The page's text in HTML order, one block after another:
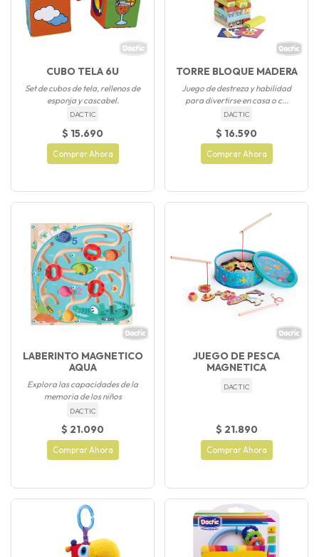
CUBO TELA 6U
Set de cubos de tela, rellenos de
esponja y cascabel.
DACTIC
$ 15.690
Comprar Ahora
TORRE BLOQUE MADERA
Juego de destreza y habilidad
para divertirse en casa o c...
DACTIC
$ 16.590
Comprar Ahora
LABERINTO MAGNETICO
AQUA
Explora las capacidades de la
memoria de los niños
DACTIC
$ 21.090
Comprar Ahora
JUEGO DE PESCA
MAGNETICA
DACTIC
$ 21.890
Comprar Ahora